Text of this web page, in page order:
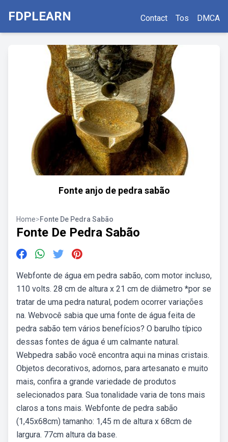
FDPLEARN Contact Tos DMCA
Fonte anjo de pedra sabão
Home>Fonte De Pedra Sabão
Fonte De Pedra Sabão
Webfonte de água em pedra sabão, com motor incluso,
110 volts. 28 cm de altura x 21 cm de diâmetro *por se
tratar de uma pedra natural, podem ocorrer variações
na. Webvocê sabia que uma fonte de água feita de
pedra sabão tem vários benefícios? O barulho típico
dessas fontes de água é um calmante natural.
Webpedra sabão você encontra aqui na minas cristais.
Objetos decorativos, adornos, para artesanato e muito
mais, confira a grande variedade de produtos
selecionados para. Sua tonalidade varia de tons mais
claros a tons mais. Webfonte de pedra sabão
(1,45x68cm) tamanho: 1,45 m de altura x 68cm de
largura. 77cm altura da base.